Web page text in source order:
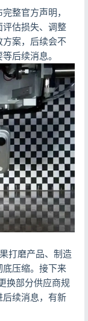
整官方声明，
估损失、调整
案，后续会不
后续消息。
打磨产品、制造
压缩。接下来
换部分供应商规
续消息，有新